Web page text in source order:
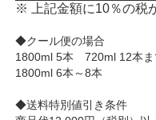
※ 上記金額に10％の税
◆クール便の場合
1800ml 5本 720ml 12本ま
1800ml 6本～8本
◆送料特別値引き条件